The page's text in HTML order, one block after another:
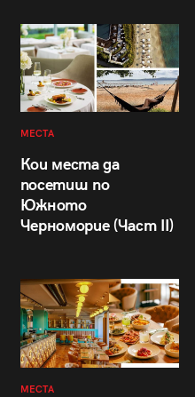
МЕСТА
Кои места да
посетиш по
Южното
Черноморие (Част II)
МЕСТА